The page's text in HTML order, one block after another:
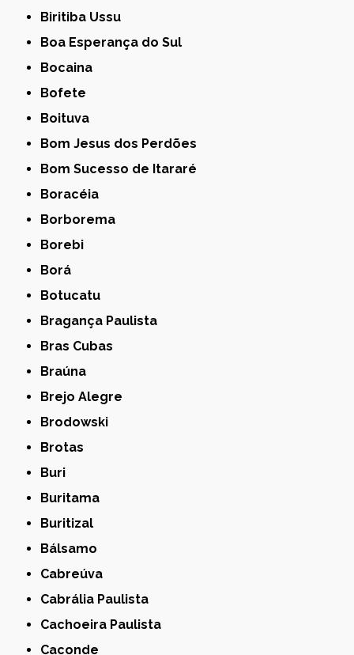
Biritiba Ussu
Boa Esperança do Sul
Bocaina
Bofete
Boituva
Bom Jesus dos Perdões
Bom Sucesso de Itararé
Boracéia
Borborema
Borebi
Borá
Botucatu
Bragança Paulista
Bras Cubas
Braúna
Brejo Alegre
Brodowski
Brotas
Buri
Buritama
Buritizal
Bálsamo
Cabreúva
Cabrália Paulista
Cachoeira Paulista
Caconde